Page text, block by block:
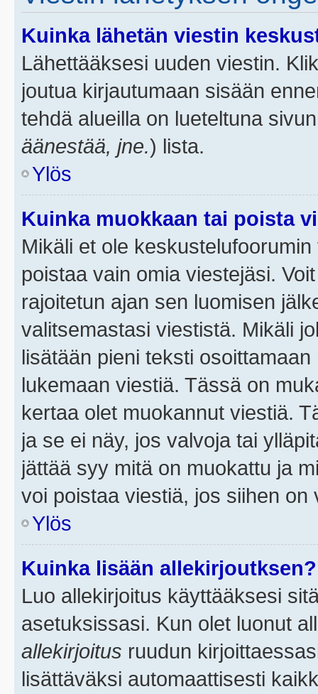
Kuinka lähetän viestin
Lähettääksesi uuden viestin.
joutua kirjautumaan sisään
tehdä alueilla on lueteltuna
äänestää, jne.) lista.
Ylös
Kuinka muokkaan tai poista
Mikäli et ole
poistaa vain omia viestejäsi.
rajoitetun ajan sen luomisen
valitsemastasi viestistä. Mikäli
lisätään pieni teksti
lukemaan viestiä. Tässä on
kertaa olet muokannut viestiä.
ja se ei näy, jos valvoja tai
jättää syy mitä on muokattu ja
voi poistaa viestiä, jos siihen on
Ylös
Kuinka lisään allekirjoutksen?
Luo allekirjoitus käyttääksesi
asetuksissasi. Kun olet luonut
allekirjoitus ruudun
lisättäväksi automaattisesti